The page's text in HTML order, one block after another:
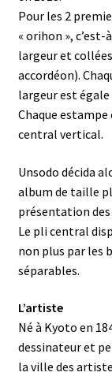
Pour les 2
« orihon », c’est-
largeur et
accordéon).
largeur est égale
Chaque
central vertical.
Unsodo décida
album de taille
présentation
Le pli central
non plus par les
séparables.
L’artiste
Né à Kyoto en
dessinateur et
la ville des